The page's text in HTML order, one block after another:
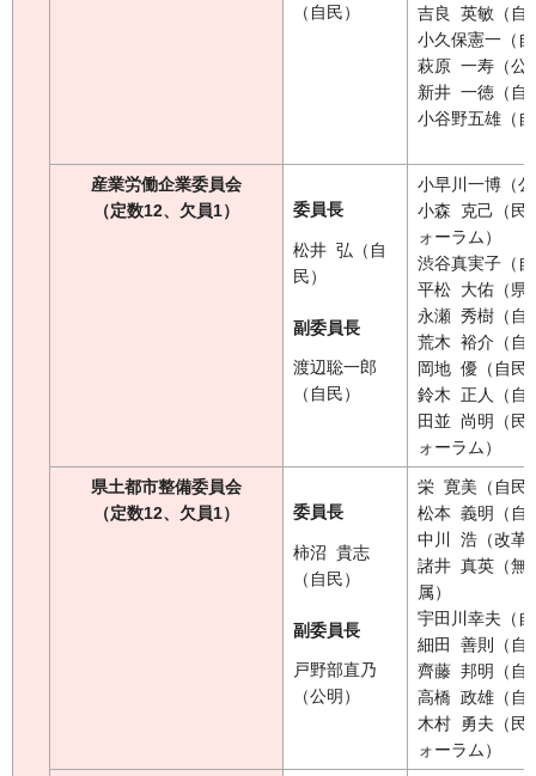
（自民）
吉良 英敏（自
小久保憲一（
萩原 一寿（公
新井 一徳（自
小谷野五雄（
産業労働企業委員会
（定数12、欠員1） 委員長
松井 弘（自
民）
副委員長
渡辺聡一郎
（自民）
小早川一博（
小森 克己（民
ォーラム）
渋谷真実子（
平松 大佑（県
永瀬 秀樹（自
荒木 裕介（自
岡地 優（自民
鈴木 正人（自
田並 尚明（民
ォーラム）
県土都市整備委員会
（定数12、欠員1）
委員長
柿沼 貴志
（自民）
副委員長
戸野部直乃
（公明）
栄 寛美（自民
松本 義明（自
中川 浩（改革
諸井 真英（無
属）
宇田川幸夫（
細田 善則（自
齊藤 邦明（自
高橋 政雄（自
木村 勇夫（民
ォーラム）